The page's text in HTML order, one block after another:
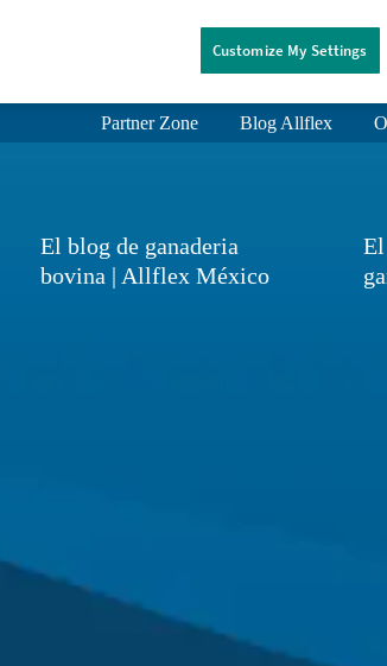
Partner Zone Blog Allflex
El blog de ganaderia
bovina | Allflex México
Customize My Settings